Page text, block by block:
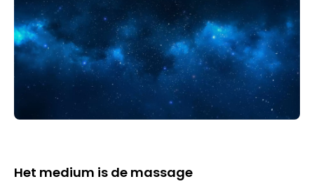
Het medium is de massage